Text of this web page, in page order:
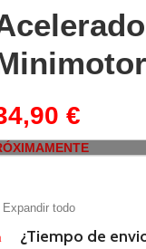
€
Expandir todo
¿Tiempo de